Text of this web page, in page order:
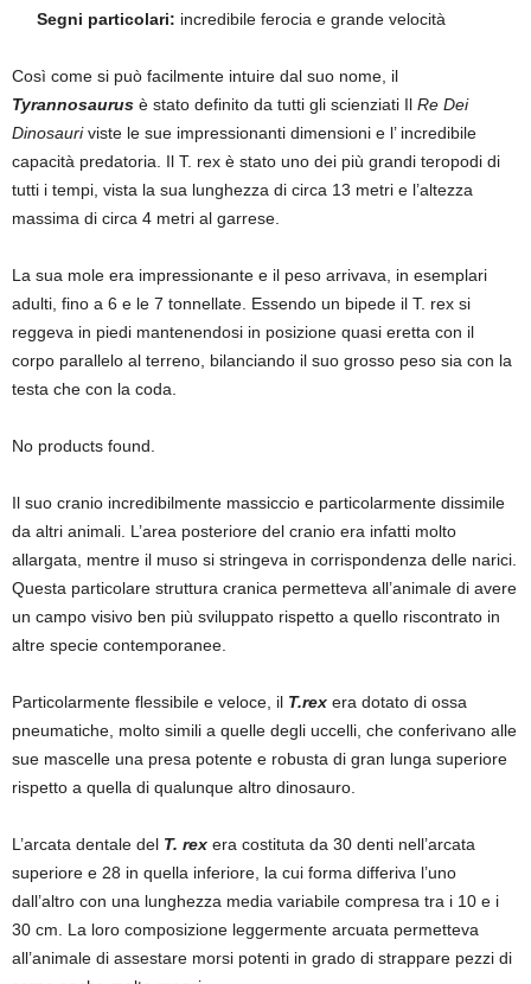
Segni particolari: incredibile ferocia e grande velocità
Così come si può facilmente intuire dal suo nome, il
Tyrannosaurus è stato definito da tutti gli scienziati Il Re Dei
Dinosauriviste le sue impressionanti dimensioni e l’ incredibile
capacità predatoria. Il T. rex è stato uno dei più grandi teropodi di
tutti i tempi, vista la sua lunghezza di circa 13 metri e l’altezza
massima di circa 4 metri al garrese.
La sua mole era impressionante e il peso arrivava, in esemplari
adulti, fino a 6 e le 7 tonnellate. Essendo un bipede il T. rex si
reggeva in piedi mantenendosi in posizione quasi eretta con il
corpo parallelo al terreno, bilanciando il suo grosso peso sia con la
testa che con la coda.
No products found.
Il suo cranio incredibilmente massiccio e particolarmente dissimile
da altri animali. L’area posteriore del cranio era infatti molto
allargata, mentre il muso si stringeva in corrispondenza delle narici.
Questa particolare struttura cranica permetteva all’animale di avere
un campo visivo ben più sviluppato rispetto a quello riscontrato in
altre specie contemporanee.
Particolarmente flessibile e veloce, il T.rex era dotato di ossa
pneumatiche, molto simili a quelle degli uccelli, che conferivano alle
sue mascelle una presa potente e robusta di gran lunga superiore
rispetto a quella di qualunque altro dinosauro.
L’arcata dentale del T. rex era costituta da 30 denti nell’arcata
superiore e 28 in quella inferiore, la cui forma differiva l’uno
dall’altro con una lunghezza media variabile compresa tra i 10 e i
30 cm. La loro composizione leggermente arcuata permetteva
all’animale di assestare morsi potenti in grado di strappare pezzi di